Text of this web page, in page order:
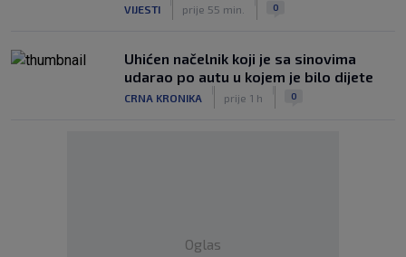
VIJESTI prije 55 min. 0
Uhićen načelnik koji je sa sinovima
udarao po autu u kojem je bilo dijete
CRNA KRONIKA prije 1 h 0
Oglas